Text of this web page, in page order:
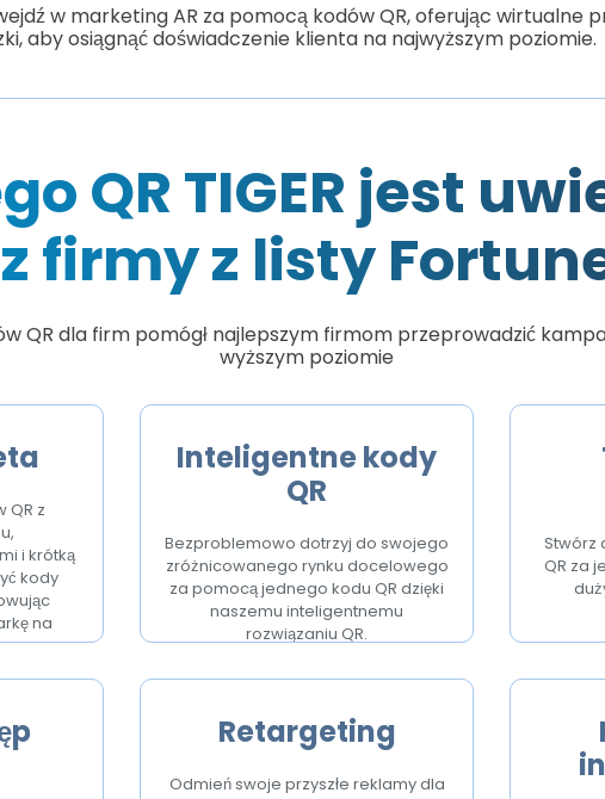
w marketing AR za pomocą kodów QR, oferując wirtualne
aby osiągnąć doświadczenie klienta na najwyższym poziomie.
QR TIGER jest
firmy z listy
QR dla firm pomógł najlepszym firmom przeprowadzić
wyższym poziomie
QR z
i krótką
kody
na
Inteligentne kody
QR
Bezproblemowo dotrzyj do swojego
zróżnicowanego rynku docelowego
za pomocą jednego kodu QR dzięki
naszemu inteligentnemu
rozwiązaniu QR.
Stwórz
QR za
Retargeting
Odmień swoje przyszłe reklamy dla